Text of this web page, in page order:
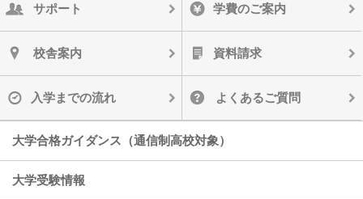
サポート 学費のご案内
校舎案内 資料請求
入学までの流れ よくあるご質問
大学合格ガイダンス（通信制高校対象）
大学受験情報